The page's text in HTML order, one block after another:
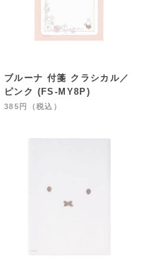
ブルーナ 付箋 クラシカル／
ピンク (FS-MY8P)
385円（税込）